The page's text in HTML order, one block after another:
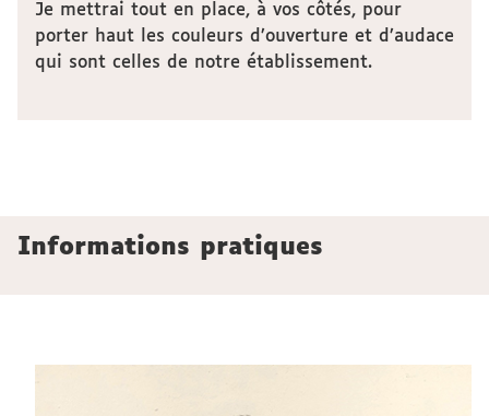
Je mettrai tout en place, à vos côtés, pour
porter haut les couleurs d’ouverture et d’audace
qui sont celles de notre établissement.
Informations pratiques